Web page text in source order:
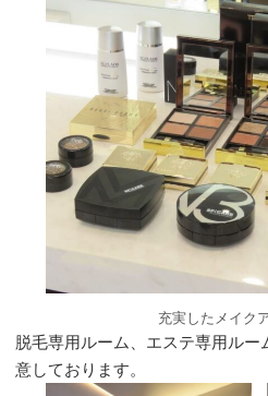
充実したメイク
脱毛専用ルーム、エステ専用ル
意しております。